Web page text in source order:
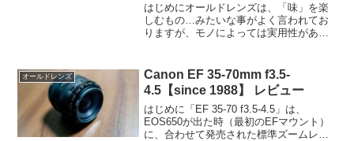
はじめにオールドレンズは、「味」を楽
しむもの…みたいな事がよく言われてお
りますが、モノによっては実用性がある
なレンズの一つだと思います。レンズ名
につい...
オールドレンズ
Canon EF 35-70mm f3.5-
4.5【since 1988】 レビュー
はじめに「EF 35-70 f3.5-4.5」は、
EOS650が出た時（最初のEFマウント）
に、合わせて発売された標準ズームレン